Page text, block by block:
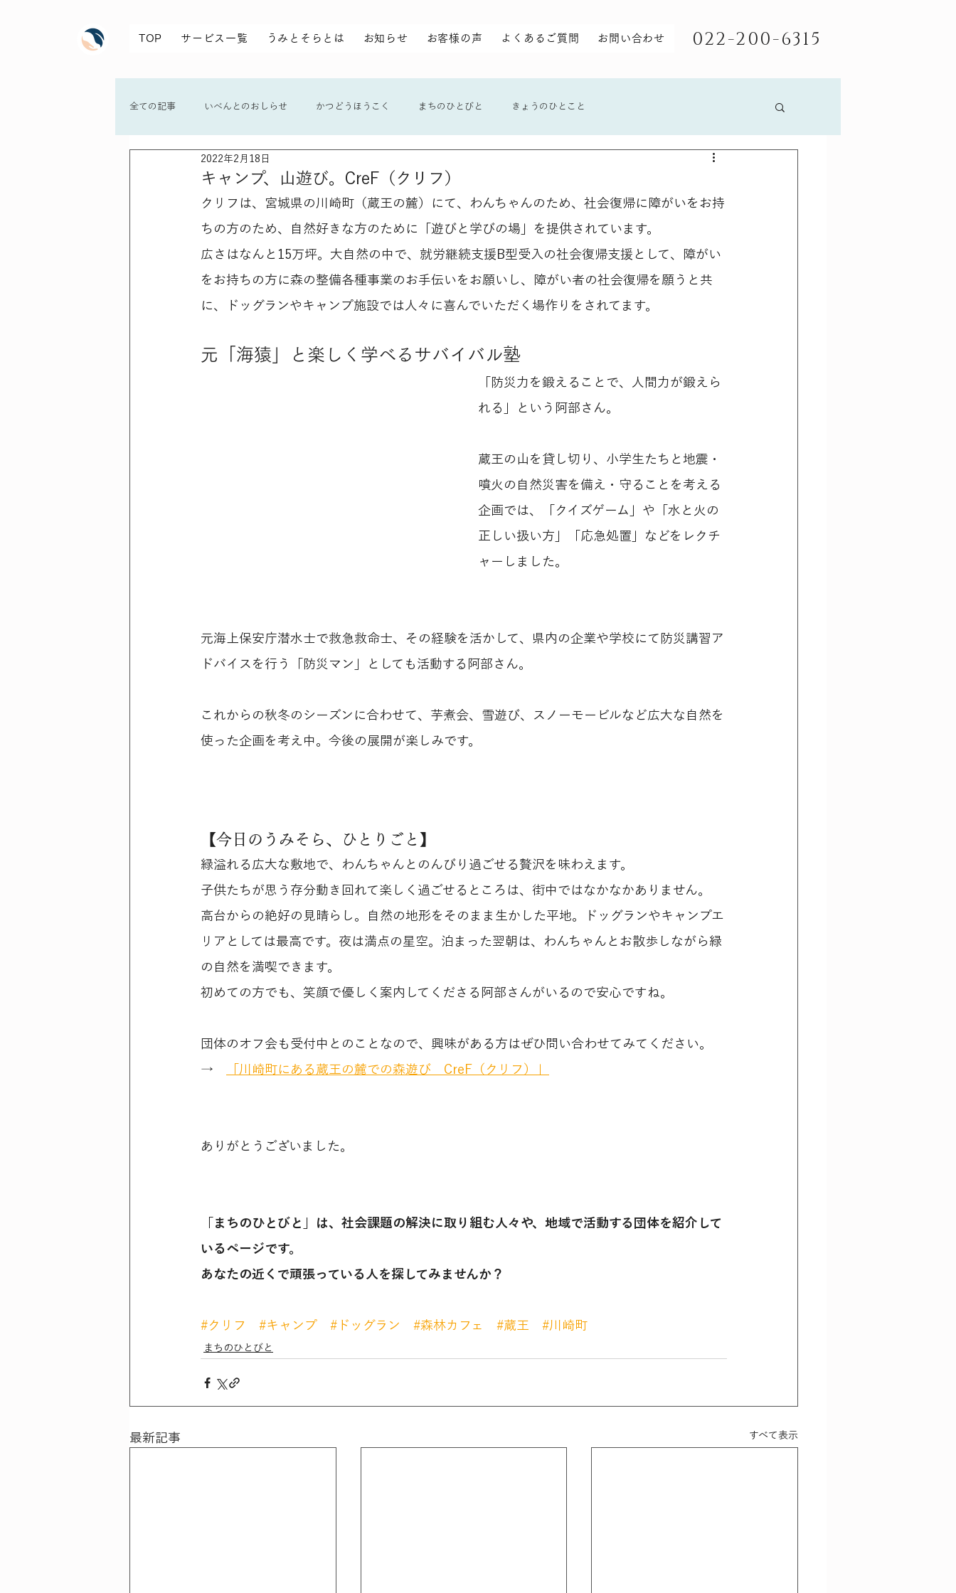
TOP サービス一覧 うみとそらとは お知らせ お客様の声 よくあるご質問 お問い合わせ 022-200-6315
全ての記事 いべんとのおしらせ かつどうほうこく まちのひとびと きょうのひとこと
キャンプ、山遊び。CreF（クリフ）
2022年2月18日
クリフは、宮城県の川崎町（蔵王の麓）にて、わんちゃんのため、社会復帰に障がいをお持
ちの方のため、自然好きな方のために「遊びと学びの場」を提供されています。
広さはなんと15万坪。大自然の中で、就労継続支援B型受入の社会復帰支援として、障がい
をお持ちの方に森の整備各種事業のお手伝いをお願いし、障がい者の社会復帰を願うと共
に、ドッグランやキャンプ施設では人々に喜んでいただく場作りをされてます。
元「海猿」と楽しく学べるサバイバル塾
「防災力を鍛えることで、人間力が鍛えら
れる」という阿部さん。
蔵王の山を貸し切り、小学生たちと地震・
噴火の自然災害を備え・守ることを考える
企画では、「クイズゲーム」や「水と火の
正しい扱い方」「応急処置」などをレクチ
ャーしました。
元海上保安庁潜水士で救急救命士、その経験を活かして、県内の企業や学校にて防災講習ア
ドバイスを行う「防災マン」としても活動する阿部さん。
これからの秋冬のシーズンに合わせて、芋煮会、雪遊び、スノーモービルなど広大な自然を
使った企画を考え中。今後の展開が楽しみです。
【今日のうみそら、ひとりごと】
緑溢れる広大な敷地で、わんちゃんとのんびり過ごせる贅沢を味わえます。
子供たちが思う存分動き回れて楽しく過ごせるところは、街中ではなかなかありません。
高台からの絶好の見晴らし。自然の地形をそのまま生かした平地。ドッグランやキャンプエ
リアとしては最高です。夜は満点の星空。泊まった翌朝は、わんちゃんとお散歩しながら緑
の自然を満喫できます。
初めての方でも、笑顔で優しく案内してくださる阿部さんがいるので安心ですね。
団体のオフ会も受付中とのことなので、興味がある方はぜひ問い合わせてみてください。
→
「川崎町にある蔵王の麓での森遊び　CreF（クリフ）」
ありがとうございました。
「まちのひとびと」は、社会課題の解決に取り組む人々や、地域で活動する団体を紹介して
いるページです。
あなたの近くで頑張っている人を探してみませんか？
#クリフ #キャンプ #ドッグラン #森林カフェ #蔵王 #川崎町
まちのひとびと
最新記事 すべて表示